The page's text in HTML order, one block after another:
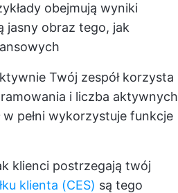
obejmują wyniki
jasny obraz tego, jak
Twój zespół korzysta
i liczba aktywnych
pełni wykorzystuje funkcje
klienci postrzegają twój
klienta (CES) są tego